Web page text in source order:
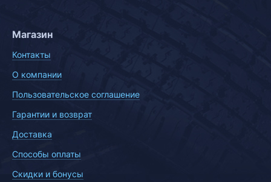
Магазин
Контакты
О компании
Пользовательское соглашение
Гарантии и возврат
Доставка
Способы оплаты
Скидки и бонусы